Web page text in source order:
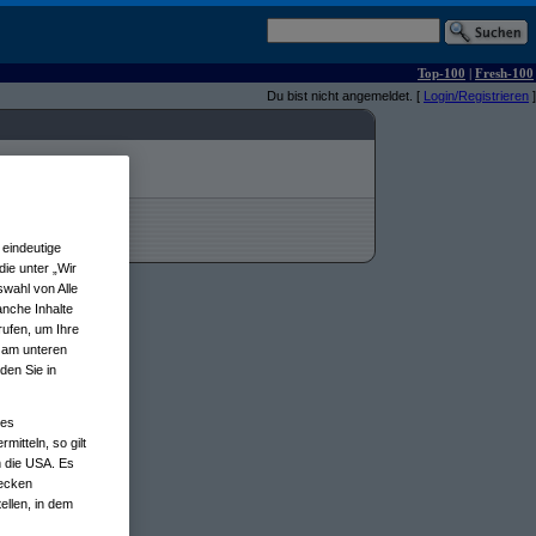
Top-100 | Fresh-100
Du bist nicht angemeldet. [ Login/Registrieren ]
unter „Wir
von Alle
Inhalte
um Ihre
unteren
Sie in
so gilt
die USA. Es
in dem